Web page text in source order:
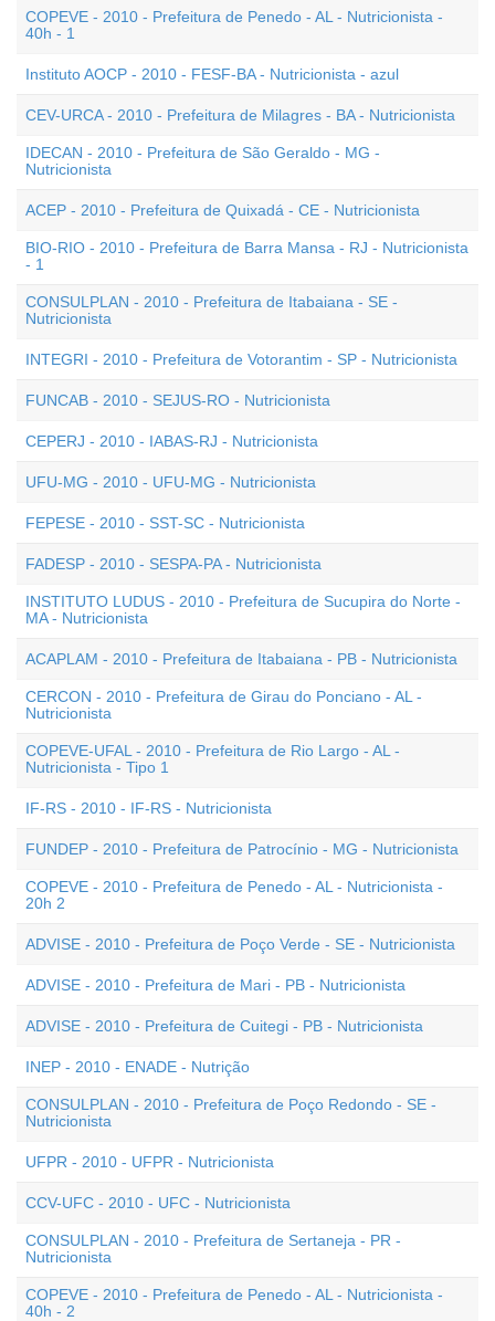
COPEVE - 2010 - Prefeitura de Penedo - AL - Nutricionista -
40h - 1
Instituto AOCP - 2010 - FESF-BA - Nutricionista - azul
CEV-URCA - 2010 - Prefeitura de Milagres - BA - Nutricionista
IDECAN - 2010 - Prefeitura de São Geraldo - MG -
Nutricionista
ACEP - 2010 - Prefeitura de Quixadá - CE - Nutricionista
BIO-RIO - 2010 - Prefeitura de Barra Mansa - RJ - Nutricionista
- 1
CONSULPLAN - 2010 - Prefeitura de Itabaiana - SE -
Nutricionista
INTEGRI - 2010 - Prefeitura de Votorantim - SP - Nutricionista
FUNCAB - 2010 - SEJUS-RO - Nutricionista
CEPERJ - 2010 - IABAS-RJ - Nutricionista
UFU-MG - 2010 - UFU-MG - Nutricionista
FEPESE - 2010 - SST-SC - Nutricionista
FADESP - 2010 - SESPA-PA - Nutricionista
INSTITUTO LUDUS - 2010 - Prefeitura de Sucupira do Norte -
MA - Nutricionista
ACAPLAM - 2010 - Prefeitura de Itabaiana - PB - Nutricionista
CERCON - 2010 - Prefeitura de Girau do Ponciano - AL -
Nutricionista
COPEVE-UFAL - 2010 - Prefeitura de Rio Largo - AL -
Nutricionista - Tipo 1
IF-RS - 2010 - IF-RS - Nutricionista
FUNDEP - 2010 - Prefeitura de Patrocínio - MG - Nutricionista
COPEVE - 2010 - Prefeitura de Penedo - AL - Nutricionista -
20h 2
ADVISE - 2010 - Prefeitura de Poço Verde - SE - Nutricionista
ADVISE - 2010 - Prefeitura de Mari - PB - Nutricionista
ADVISE - 2010 - Prefeitura de Cuitegi - PB - Nutricionista
INEP - 2010 - ENADE - Nutrição
CONSULPLAN - 2010 - Prefeitura de Poço Redondo - SE -
Nutricionista
UFPR - 2010 - UFPR - Nutricionista
CCV-UFC - 2010 - UFC - Nutricionista
CONSULPLAN - 2010 - Prefeitura de Sertaneja - PR -
Nutricionista
COPEVE - 2010 - Prefeitura de Penedo - AL - Nutricionista -
40h - 2